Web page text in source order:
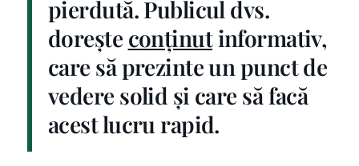
pierdută. Publicul dvs.
dorește conținutinformativ,
care să prezinte un punct de
vedere solid și care să facă
acest lucru rapid.